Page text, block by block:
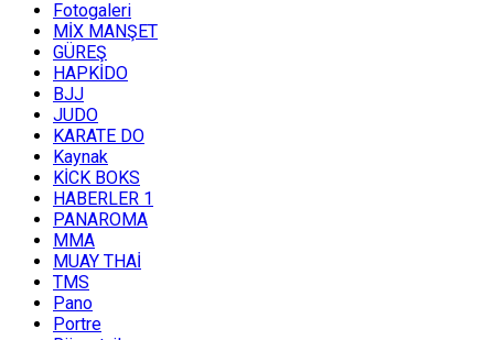
Fotogaleri
MİX MANŞET
GÜREŞ
HAPKİDO
BJJ
JUDO
KARATE DO
Kaynak
KİCK BOKS
HABERLER 1
PANAROMA
MMA
MUAY THAİ
TMS
Pano
Portre